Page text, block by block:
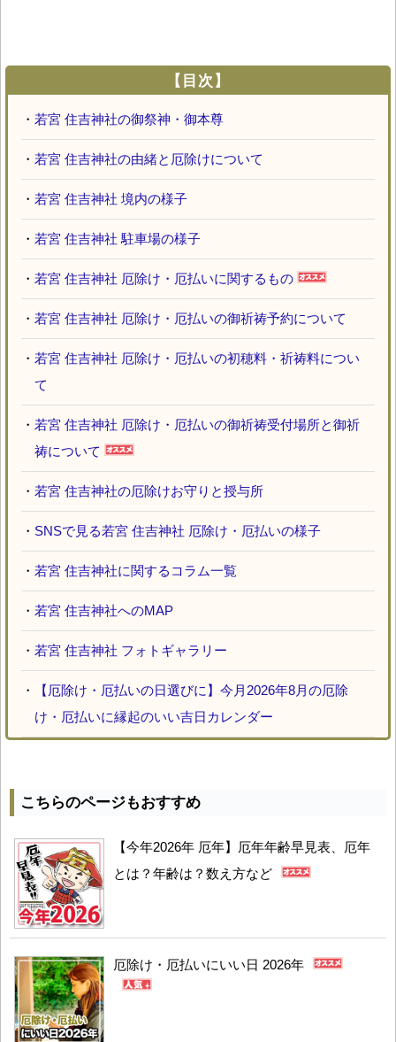
【目次】
・ 若宮 住吉神社の御祭神・御本尊
・ 若宮 住吉神社の由緒と厄除けについて
・ 若宮 住吉神社 境内の様子
・ 若宮 住吉神社 駐車場の様子
・ 若宮 住吉神社 厄除け・厄払いに関するもの
・ 若宮 住吉神社 厄除け・厄払いの御祈祷予約について
・ 若宮 住吉神社 厄除け・厄払いの初穂料・祈祷料につい
て
・ 若宮 住吉神社 厄除け・厄払いの御祈祷受付場所と御祈
祷について
・ 若宮 住吉神社の厄除けお守りと授与所
・ SNSで見る若宮 住吉神社 厄除け・厄払いの様子
・ 若宮 住吉神社に関するコラム一覧
・ 若宮 住吉神社へのMAP
・ 若宮 住吉神社 フォトギャラリー
・
【厄除け・厄払いの日選びに】今月2026年8月の厄除
け・厄払いに縁起のいい吉日カレンダー
こちらのページもおすすめ
【今年2026年 厄年】厄年年齢早見表、厄年
とは？年齢は？数え方など
厄除け・厄払いにいい日 2026年